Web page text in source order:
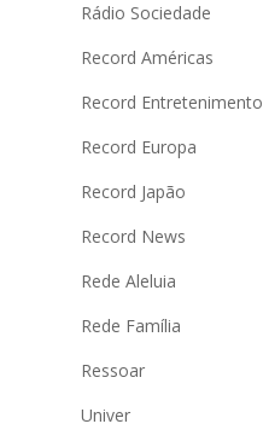
Rádio Sociedade
Record Américas
Record Entretenimento
Record Europa
Record Japão
Record News
Rede Aleluia
Rede Família
Ressoar
Univer